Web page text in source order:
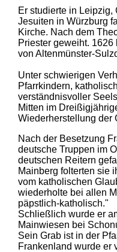
Er studierte in Leipzig,
Jesuiten in Würzburg
Kirche. Nach dem
Priester geweiht.
von Altenmünster-
Unter schwierigen
Pfarrkindern,
verständnisvoller
Mitten im
Wiederherstellung der
Nach der Besetzung
deutsche Truppen im
deutschen Reitern
Mainberg folterten sie
vom katholischen
wiederholte bei allen
päpst­lich-katholisch."
Schließlich wurde er
Mainwiesen bei
Sein Grab ist in der
Frankenland wurde er